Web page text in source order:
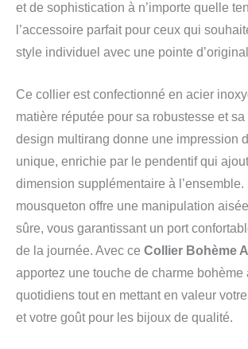
et de sophistication à n’importe quelle
l’accessoire parfait pour ceux qui
style individuel avec une pointe
Ce collier est confectionné en acier
matière réputée pour sa robustesse et
design multirang donne une impression
unique, enrichie par le pendentif qui
dimension supplémentaire à l’ensemble.
mousqueton offre une manipulation
sûre, vous garantissant un port
de la journée. Avec ce Collier Bohème
apportez une touche de charme bohème
quotidiens tout en mettant en valeur
et votre goût pour les bijoux de qualité.